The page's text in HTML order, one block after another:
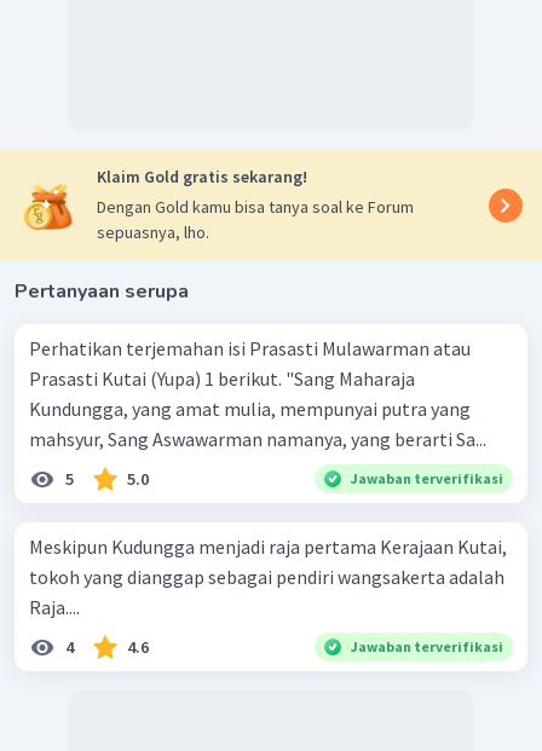
Klaim Gold gratis sekarang!
Dengan Gold kamu bisa tanya soal ke Forum
sepuasnya, lho.
Pertanyaan serupa
Perhatikan terjemahan isi Prasasti Mulawarman atau
Prasasti Kutai (Yupa) 1 berikut. "Sang Maharaja
Kundungga, yang amat mulia, mempunyai putra yang
mahsyur, Sang Aswawarman namanya, yang berarti Sa...
5 5.0 Jawaban terverifikasi
Meskipun Kudungga menjadi raja pertama Kerajaan Kutai,
tokoh yang dianggap sebagai pendiri wangsakerta adalah
Raja....
4 4.6 Jawaban terverifikasi